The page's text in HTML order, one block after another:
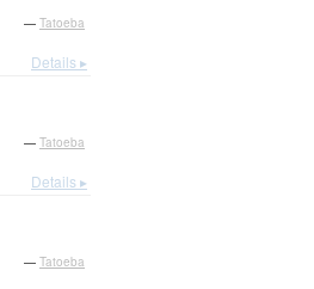
— Tatoeba
Details ▸
— Tatoeba
Details ▸
— Tatoeba